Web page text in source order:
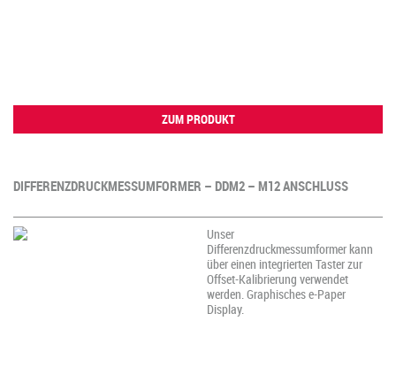
ZUM PRODUKT
DIFFERENZDRUCKMESSUMFORMER – DDM2 – M12 ANSCHLUSS
Unser
Differenzdruckmessumformer kann
über einen integrierten Taster zur
Offset-Kalibrierung verwendet
werden. Graphisches e-Paper
Display.